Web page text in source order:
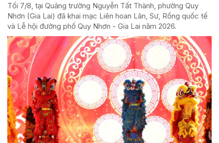
Tối 7/8, tại Quảng trường Nguyễn Tất Thành, phường Quy
Nhơn (Gia Lai) đã khai mạc Liên hoan Lân, Sư, Rồng quốc tế
và Lễ hội đường phố Quy Nhơn - Gia Lai năm 2026.